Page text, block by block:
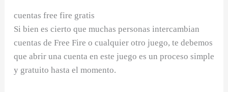
cuentas free fire gratis
Si bien es cierto que muchas personas intercambian
cuentas de Free Fire o cualquier otro juego, te debemos
que abrir una cuenta en este juego es un proceso simple
y gratuito hasta el momento.